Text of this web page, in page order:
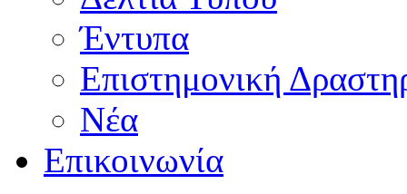
Έντυπα
Επιστημονική
Νέα
Επικοινωνία